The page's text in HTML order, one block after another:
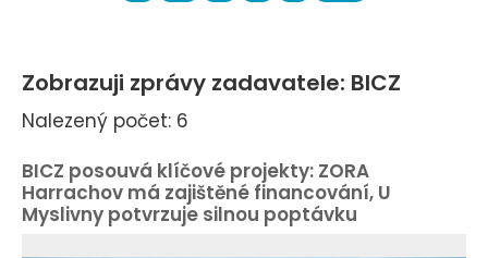
Zobrazuji zprávy zadavatele: BICZ
Nalezený počet: 6
BICZ posouvá klíčové projekty: ZORA
Harrachov má zajištěné financování, U
Myslivny potvrzuje silnou poptávku